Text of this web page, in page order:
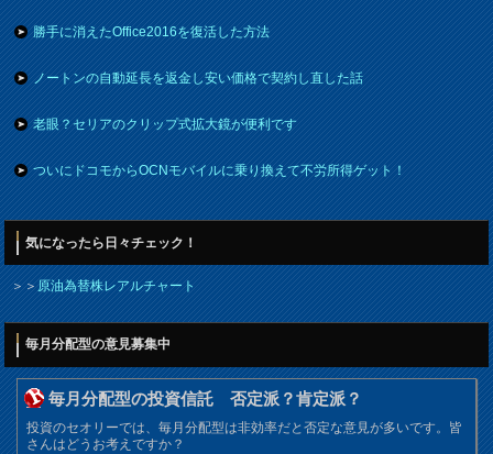
勝手に消えたOffice2016を復活した方法
ノートンの自動延長を返金し安い価格で契約し直した話
老眼？セリアのクリップ式拡大鏡が便利です
ついにドコモからOCNモバイルに乗り換えて不労所得ゲット！
気になったら日々チェック！
＞＞原油為替株レアルチャート
毎月分配型の意見募集中
毎月分配型の投資信託 否定派？肯定派？
投資のセオリーでは、毎月分配型は非効率だと否定な意見が多いです。皆
さんはどうお考えですか？